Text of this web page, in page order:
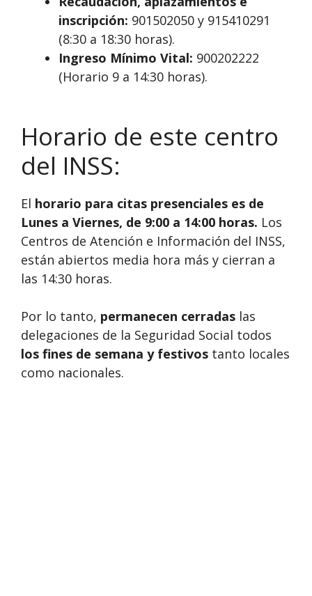
inscripción: 901502050 y 915410291
(8:30 a 18:30 horas).
Ingreso Mínimo Vital: 900202222
(Horario 9 a 14:30 horas).
Horario de este centro
del INSS:
El horario para citas presenciales es de
Lunes a Viernes, de 9:00 a 14:00 horas. Los
Centros de Atención e Información del INSS,
están abiertos media hora más y cierran a
las 14:30 horas.
Por lo tanto, permanecen cerradas las
delegaciones de la Seguridad Social todos
los fines de semana y festivos tanto locales
como nacionales.